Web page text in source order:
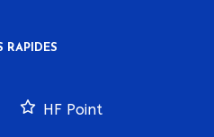
RAPIDES
HF Point